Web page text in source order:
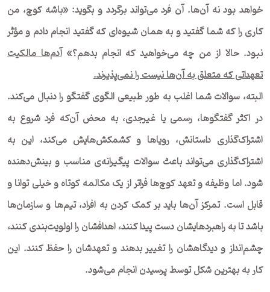
خواهد بود نه آن‌ها. آن فرد می‌تواند برگردد و بگوید: «باشه کوچ، من
کاری را که شما گفتید و به همان شیوه‌ای که گفتید انجام دادم و مؤثر
نبود. حالا از من چه می‌خواهید که انجام بدهم؟»آدم‌ها مالکیت
تعهداتی که متعلق به آن‌ها نیست را نمی‌پذیرند.
البته، سوالات شما اغلب به طور طبیعی الگوی گفتگو را دنبال می‌کند.
در اکثر گفتگوها، رسمی یا غیرجدی، به محض آن‌که فرد شروع به
اشتراک‌گذاری داستانش، رویاها و کشمکش‌هایش می‌کند، این به
اشتراک‌گذاری می‌تواند باعث سوالات پیگیرانه‌ی مناسب و بینش‌دهنده
شود. اما وظیفه و تعهد کوچ‌ها فراتر از یک مکالمه کوتاه و خیلی توانا و
قابل است. تمرکز آن‌ها باید بر کمک کردن به افراد، تیم‌ها و سازمان‌ها
باشد تا به راهبردهایشان دست پیدا کنند، اهدافشان را اولویت‌بندی کنند،
چشم‌انداز و دیدگاهشان را تغییر بدهند و تعهدشان را حفظ کنند. این
کار به بهترین شکل توسط پرسیدن انجام می‌شود.